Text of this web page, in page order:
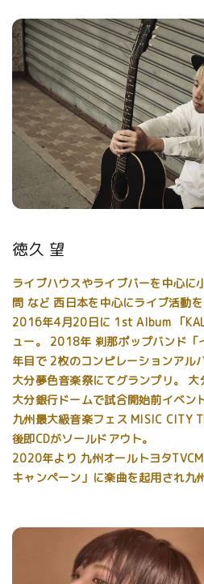
徳久 望
ライブハウスやライブバーを中心に
問 など 西日本を中心にライブ活動を
2016年4月20日に 1st Album 「
ュー。 2018年 刹那ポップバンド「
年目で 2枚のコンピレーションアル
大分夢色音楽祭にてグランプリ。
大分銀行ドームで試合開始前イベン
九州最大級音楽フェス MISIC CITY
後即CDがソールドアウト。
2020年より 九州オールトヨタ
キャンペーン」に楽曲を起用され九